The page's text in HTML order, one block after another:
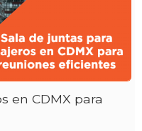
en CDMX para